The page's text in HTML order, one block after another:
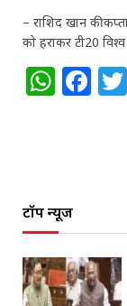
– राशिद खान की
को हराकर टी20
W
p
p
F
o
o
k
टॉप न्यूज